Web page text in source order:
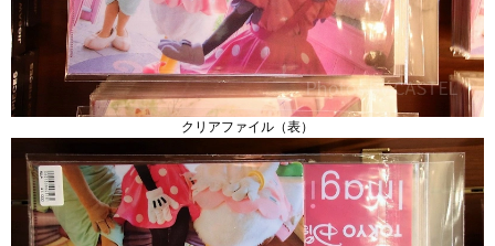
クリアファイル（表）